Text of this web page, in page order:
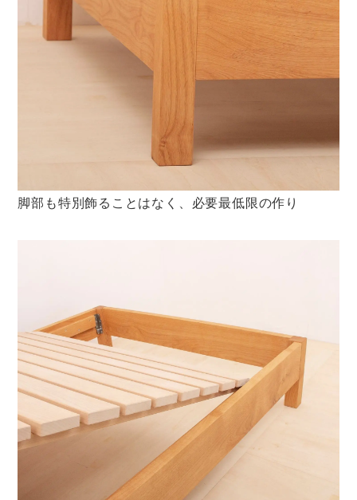
脚部も特別飾ることはなく、必要最低限の作り